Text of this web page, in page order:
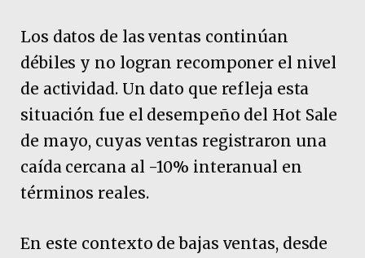
Los datos de las ventas continúan
débiles y no logran recomponer el nivel
de actividad. Un dato que refleja esta
situación fue el desempeño del Hot Sale
de mayo, cuyas ventas registraron una
caída cercana al -10% interanual en
términos reales.
En este contexto de bajas ventas, desde